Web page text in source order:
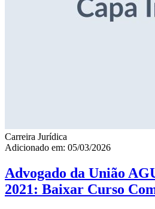
Carreira Jurídica
Adicionado em: 05/03/2026
Advogado da União
2021: Baixar Curso